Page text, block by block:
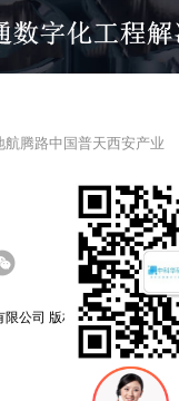
腾路中国普天西安产业
限公司 版权所有 陕ICP备